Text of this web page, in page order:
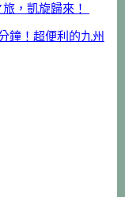
，凱旋歸來！
鐘！超便利的九州